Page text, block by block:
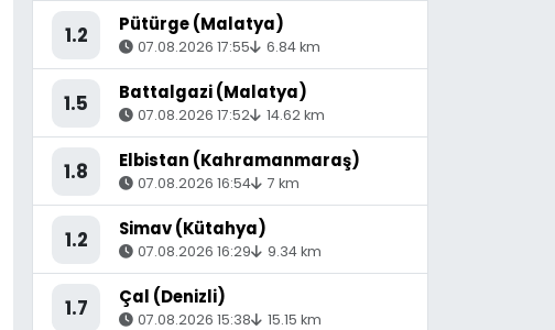
1.2 Pütürge (Malatya)
07.08.2026 17:55 6.84 km
1.5 Battalgazi (Malatya)
07.08.2026 17:52 14.62 km
1.8 Elbistan (Kahramanmaraş)
07.08.2026 16:54 7 km
1.2 Simav (Kütahya)
07.08.2026 16:29 9.34 km
1.7 Çal (Denizli)
07.08.2026 15:38 15.15 km